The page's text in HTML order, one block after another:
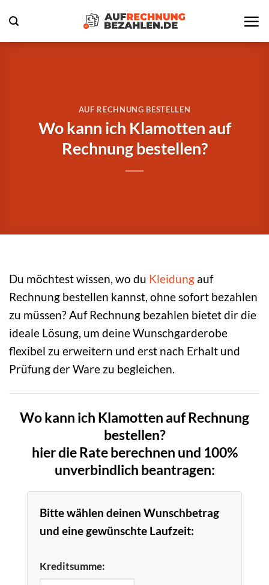
Inhalt
springen
AUF RECHNUNG BESTELLEN
Wo kann ich Klamotten auf
Rechnung bestellen?
Du möchtest wissen, wo du Kleidung auf
Rechnung bestellen kannst, ohne sofort bezahlen
zu müssen? Auf Rechnung bezahlen bietet dir die
ideale Lösung, um deine Wunschgarderobe
flexibel zu erweitern und erst nach Erhalt und
Prüfung der Ware zu begleichen.
Wo kann ich Klamotten auf Rechnung
bestellen?
hier die Rate berechnen und 100%
unverbindlich beantragen:
Bitte wählen deinen Wunschbetrag
und eine gewünschte Laufzeit:
Kreditsumme: